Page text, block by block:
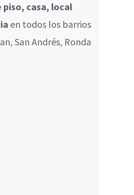
piso, casa, local
en todos los barrios
San Andrés, Ronda